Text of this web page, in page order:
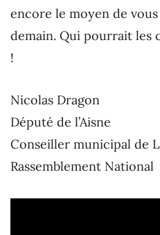
encore le moyen de
demain. Qui pourrait les
!
Nicolas Dragon
Député de l’Aisne
Conseiller municipal de
Rassemblement National